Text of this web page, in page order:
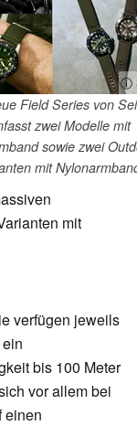
ⓘ
Field Series von
zwei Modelle mit
sowie zwei
mit
mit
verfügen jeweils
bis 100 Meter
vor allem bei
einen